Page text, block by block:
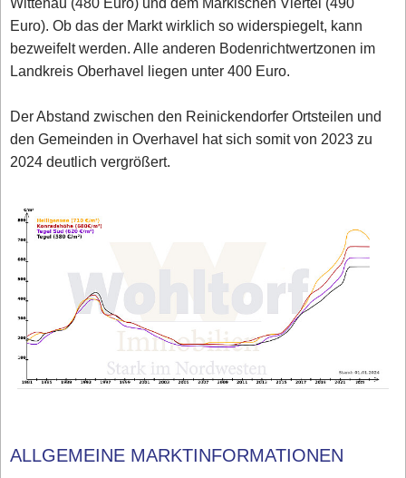
Euro). Ob das der Markt wirklich so widerspiegelt, kann
bezweifelt werden. Alle anderen Bodenrichtwertzonen im
Landkreis Oberhavel liegen unter 400 Euro.
Der Abstand zwischen den Reinickendorfer Ortsteilen und
den Gemeinden in Overhavel hat sich somit von 2023 zu
2024 deutlich vergrößert.
ALLGEMEINE MARKTINFORMATIONEN